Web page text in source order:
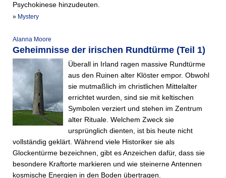
Psychokinese hinzudeuten.
» Mystery
Alanna Moore
Geheimnisse der irischen Rundtürme (Teil 1)
Überall in Irland ragen massive Rundtürme
aus den Ruinen alter Klöster empor. Obwohl
sie mutmaßlich im christlichen Mittelalter
errichtet wurden, sind sie mit keltischen
Symbolen verziert und stehen im Zentrum
alter Rituale. Welchem Zweck sie
ursprünglich dienten, ist bis heute nicht
vollständig geklärt. Während viele Historiker sie als
Glockentürme bezeichnen, gibt es Anzeichen dafür, dass sie
besondere Kraftorte markieren und wie steinerne Antennen
kosmische Energien in den Boden übertragen.